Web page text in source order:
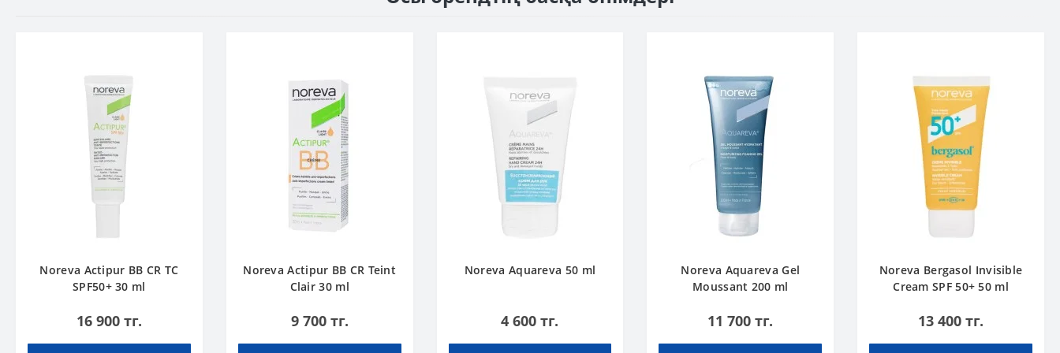
Noreva Actipur BB CR TC
SPF50+ 30 ml
16 900 тг.
Noreva Actipur BB CR Teint
Clair 30 ml
9 700 тг.
Noreva Aquareva 50 ml
4 600 тг.
Noreva Aquareva Gel
Moussant 200 ml
11 700 тг.
Noreva Bergasol Invisible
Cream SPF 50+ 50 ml
13 400 тг.